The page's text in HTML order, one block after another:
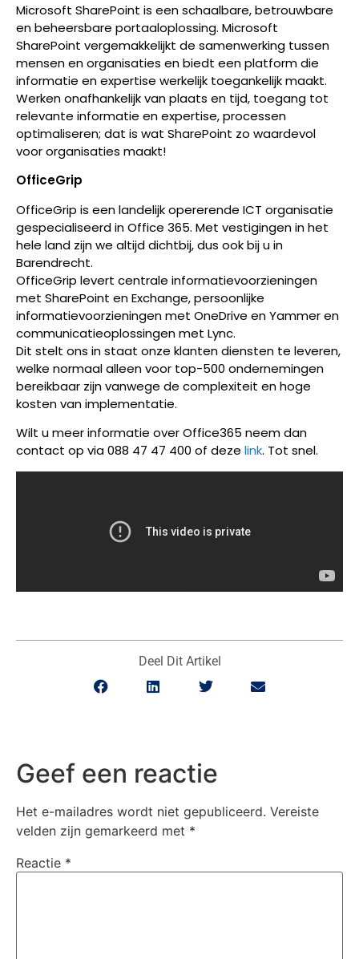
Microsoft SharePoint is een schaalbare, betrouwbare
en beheersbare portaaloplossing. Microsoft
SharePoint vergemakkelijkt de samenwerking tussen
mensen en organisaties en biedt een platform die
informatie en expertise werkelijk toegankelijk maakt.
Werken onafhankelijk van plaats en tijd, toegang tot
relevante informatie en expertise, processen
optimaliseren; dat is wat SharePoint zo waardevol
voor organisaties maakt!
OfficeGrip
OfficeGrip is een landelijk opererende ICT organisatie
gespecialiseerd in Office 365. Met vestigingen in het
hele land zijn we altijd dichtbij, dus ook bij u in
Barendrecht.
OfficeGrip levert centrale informatievoorzieningen
met SharePoint en Exchange, persoonlijke
informatievoorzieningen met OneDrive en Yammer en
communicatieoplossingen met Lync.
Dit stelt ons in staat onze klanten diensten te leveren,
welke normaal alleen voor top-500 ondernemingen
bereikbaar zijn vanwege de complexiteit en hoge
kosten van implementatie.
Wilt u meer informatie over Office365 neem dan
contact op via 088 47 47 400 of deze link. Tot snel.
Deel Dit Artikel
Geef een reactie
Het e-mailadres wordt niet gepubliceerd. Vereiste
velden zijn gemarkeerd met *
Reactie *